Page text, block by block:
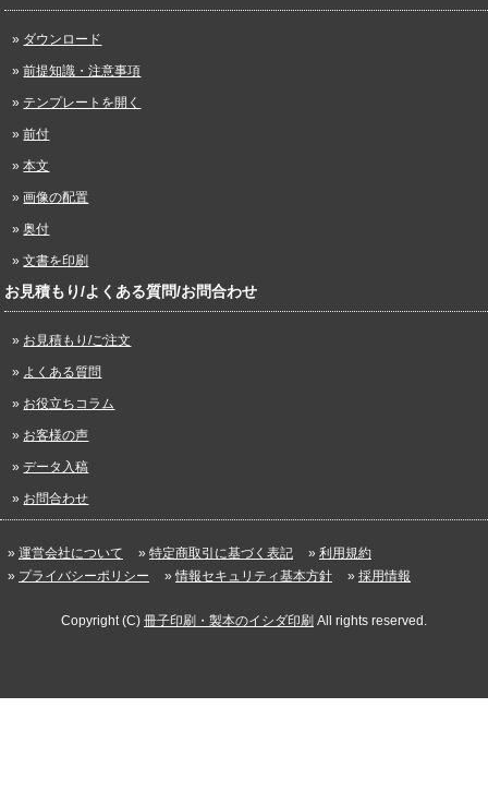
ダウンロード
前提知識・注意事項
テンプレートを開く
前付
本文
画像の配置
奥付
文書を印刷
お見積もり/よくある質問/お問合わせ
お見積もり/ご注文
よくある質問
お役立ちコラム
お客様の声
データ入稿
お問合わせ
運営会社について 特定商取引に基づく表記
利用規約
プライバシーポリシー
情報セキュリティ基本方針 採用情報
Copyright (C) 冊子印刷・製本のイシダ印刷 All rights reserved.